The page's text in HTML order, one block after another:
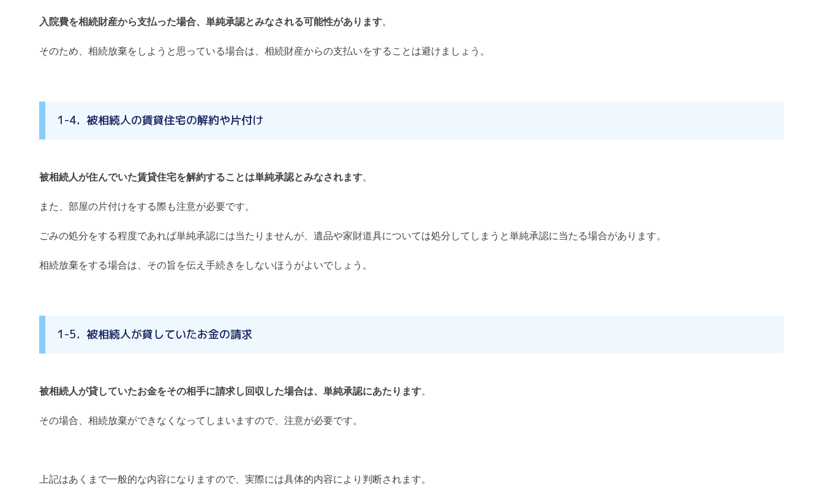
入院費を相続財産から支払った場合、単純承認とみなされる可能性があります。
そのため、相続放棄をしようと思っている場合は、相続財産からの支払いをすることは避けましょう。
1-4．被相続人の賃貸住宅の解約や片付け
被相続人が住んでいた賃貸住宅を解約することは単純承認とみなされます。
また、部屋の片付けをする際も注意が必要です。
ごみの処分をする程度であれば単純承認には当たりませんが、遺品や家財道具については処分してしまうと単純承認に当たる場合があります。
相続放棄をする場合は、その旨を伝え手続きをしないほうがよいでしょう。
1-5．被相続人が貸していたお金の請求
被相続人が貸していたお金をその相手に請求し回収した場合は、単純承認にあたります。
その場合、相続放棄ができなくなってしまいますので、注意が必要です。
上記はあくまで一般的な内容になりますので、実際には具体的内容により判断されます。